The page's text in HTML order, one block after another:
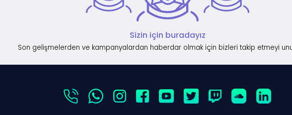
Sizin için buradayız
Son gelişmelerden ve kampanyalardan haberdar olmak için bizleri takip etmeyi